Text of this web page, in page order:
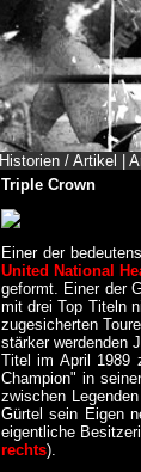
Historien / Artikel
Triple Crown
Einer der
United National
geformt. Einer der
mit drei Top Titeln
zugesicherten
stärker werdenden
Titel im April 1989
Champion" in
zwischen
Gürtel sein Eigen
eigentliche
rechts).